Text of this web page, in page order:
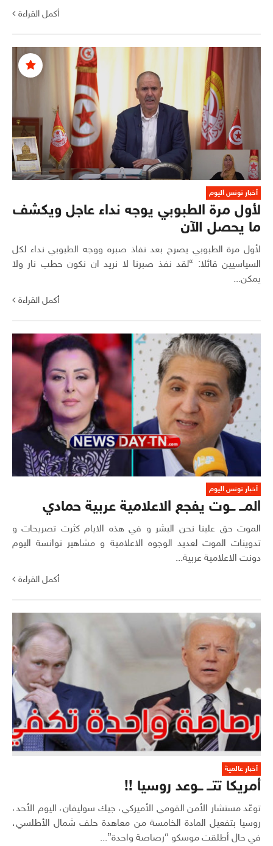
أكمل القراءة
أخبار تونس اليوم
لأول مرة الطبوبي يوجه نداء عاجل ويكشف
ما يحصل الآن
لأول مرة الطبوبي يصرح بعد نفاذ صبره ووجه الطبوبي نداء لكل
السياسيين قائلا: “لقد نفذ صبرنا لا نريد ان نكون حطب نار ولا
يمكن...
أكمل القراءة
أخبار تونس اليوم
المــ ــوت يفجع الاعلامية عربية حمادي
الموت حق علينا نحن البشر و في هذه الايام كثرت تصريحات و
تدوينات الموت لعديد الوجوه الاعلامية و مشاهير توانسة اليوم
دونت الاعلامية عربية...
أكمل القراءة
أخبار عالمية
أمريكا تتــ ــوعد روسيا !!
توعّد مستشار الأمن القومي الأميركي، جيك سوليفان، اليوم الأحد،
روسيا بتفعيل المادة الخامسة من معاهدة حلف شمال الأطلسي،
في حال أطلقت موسكو “رصاصة واحدة”...